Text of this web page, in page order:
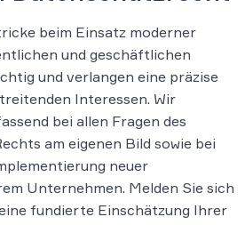
beim Einsatz moderner
und geschäftlichen
und verlangen eine präzise
Interessen. Wir
bei allen Fragen des
am eigenen Bild sowie bei
neuer
Unternehmen. Melden Sie sich
fundierte Einschätzung Ihrer